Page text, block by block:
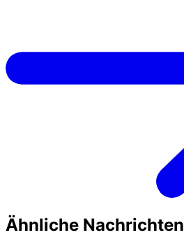
Ähnliche Nachrichten